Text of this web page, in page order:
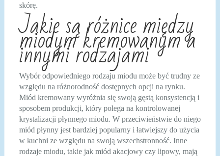
skórę.
Jakie są różnice między
miodym kremowanym a
innymi rodzajami
Wybór odpowiedniego rodzaju miodu może być trudny ze
względu na różnorodność dostępnych opcji na rynku.
Miód kremowany wyróżnia się swoją gęstą konsystencją i
sposobem produkcji, który polega na kontrolowanej
krystalizacji płynnego miodu. W przeciwieństwie do niego
miód płynny jest bardziej popularny i łatwiejszy do użycia
w kuchni ze względu na swoją wszechstronność. Inne
rodzaje miodu, takie jak miód akacjowy czy lipowy, mają